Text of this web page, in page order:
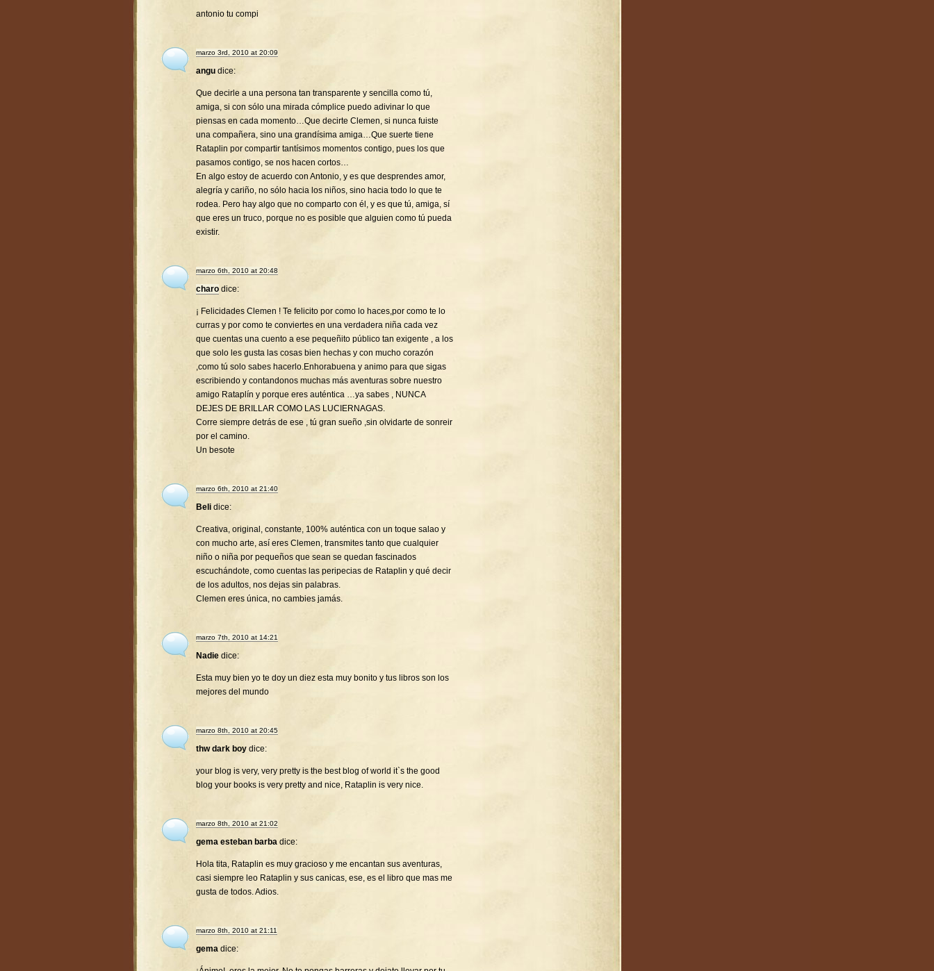
antonio tu compi
marzo 3rd, 2010 at 20:09
angu dice:
Que decirle a una persona tan transparente y sencilla como tú,
amiga, si con sólo una mirada cómplice puedo adivinar lo que
piensas en cada momento…Que decirte Clemen, si nunca fuiste
una compañera, sino una grandísima amiga…Que suerte tiene
Rataplin por compartir tantísimos momentos contigo, pues los que
pasamos contigo, se nos hacen cortos…
En algo estoy de acuerdo con Antonio, y es que desprendes amor,
alegría y cariño, no sólo hacia los niños, sino hacia todo lo que te
rodea. Pero hay algo que no comparto con él, y es que tú, amiga, sí
que eres un truco, porque no es posible que alguien como tú pueda
existir.
marzo 6th, 2010 at 20:48
charo dice:
¡ Felicidades Clemen ! Te felicito por como lo haces,por como te lo
curras y por como te conviertes en una verdadera niña cada vez
que cuentas una cuento a ese pequeñito público tan exigente , a los
que solo les gusta las cosas bien hechas y con mucho corazón
,como tú solo sabes hacerlo.Enhorabuena y animo para que sigas
escribiendo y contandonos muchas más aventuras sobre nuestro
amigo Rataplín y porque eres auténtica …ya sabes , NUNCA
DEJES DE BRILLAR COMO LAS LUCIERNAGAS.
Corre siempre detrás de ese , tú gran sueño ,sin olvidarte de sonreir
por el camino.
Un besote
marzo 6th, 2010 at 21:40
Beli dice:
Creativa, original, constante, 100% auténtica con un toque salao y
con mucho arte, así eres Clemen, transmites tanto que cualquier
niño o niña por pequeños que sean se quedan fascinados
escuchándote, como cuentas las peripecias de Rataplin y qué decir
de los adultos, nos dejas sin palabras.
Clemen eres única, no cambies jamás.
marzo 7th, 2010 at 14:21
Nadie dice:
Esta muy bien yo te doy un diez esta muy bonito y tus libros son los
mejores del mundo
marzo 8th, 2010 at 20:45
thw dark boy dice:
your blog is very, very pretty is the best blog of world it`s the good
blog your books is very pretty and nice, Rataplin is very nice.
marzo 8th, 2010 at 21:02
gema esteban barba dice:
Hola tita, Rataplin es muy gracioso y me encantan sus aventuras,
casi siempre leo Rataplin y sus canicas, ese, es el libro que mas me
gusta de todos. Adios.
marzo 8th, 2010 at 21:11
gema dice: